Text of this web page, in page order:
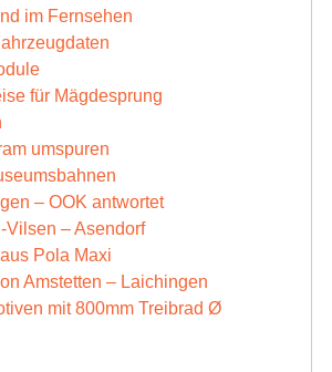
im Fernsehen
für Mägdesprung
umspuren
– OOK antwortet
Vilsen – Asendorf
Pola Maxi
Amstetten – Laichingen
mit 800mm Treibrad Ø